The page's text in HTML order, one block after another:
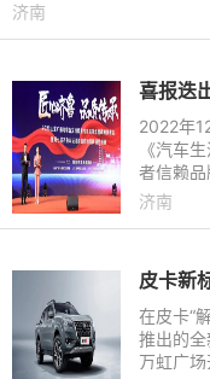
济南
2022年
《汽车
者信赖
卓越的
济南
在皮卡“
推出的
万虹广场